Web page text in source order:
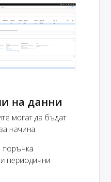
на данни
могат да бъдат
начина:
поръчка
периодични